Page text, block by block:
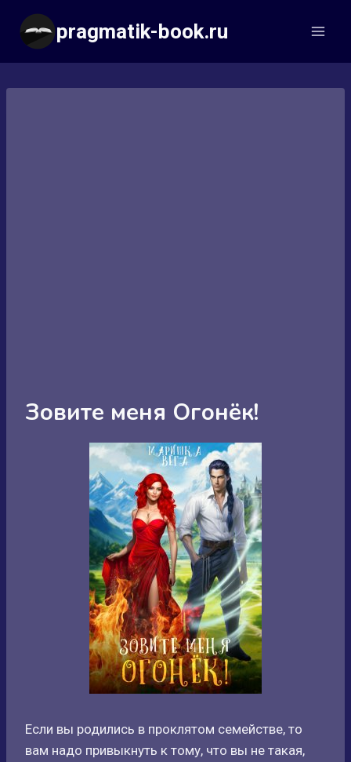
Перейти
содержимому
pragmatik-book.ru
Зовите меня Огонёк!
Если вы родились в проклятом семействе, то
вам надо привыкнуть к тому, что вы не такая,